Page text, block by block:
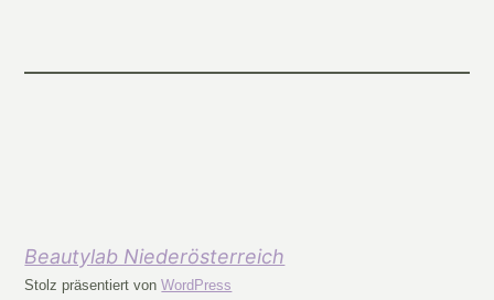
Beautylab Niederösterreich
Stolz präsentiert vonWordPress